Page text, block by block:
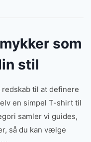
som
stil
til at definere
en simpel T-shirt til
samler vi guides,
så du kan vælge